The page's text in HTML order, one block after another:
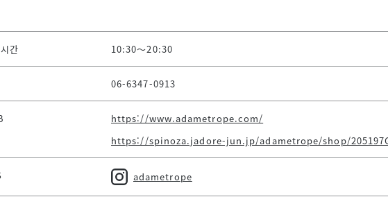
간 10:30～20:30
06-6347-0913
https://www.adametrope.com/
https://spinoza.jadore-jun.jp/adametrope/shop/
adametrope